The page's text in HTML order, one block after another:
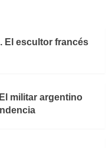
El escultor francés
militar argentino